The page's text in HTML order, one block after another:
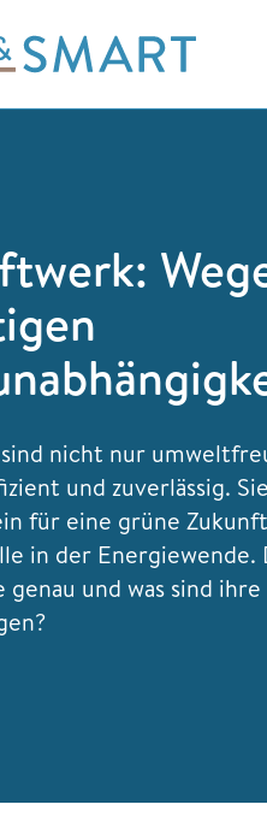
nicht nur
und zuverlässig.
für eine grüne
in der Energiewende.
und was sind